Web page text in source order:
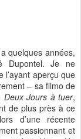
quelques années,
Dupontel. Je ne
l’ayant aperçu que
– sa filmo de
Deux Jours à tuer,
de plus près à ce
d’une récente
passionnant et